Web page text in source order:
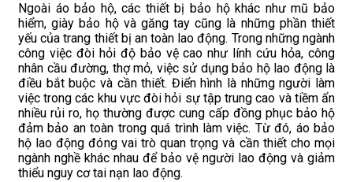
Ngoài áo bảo hộ, các thiết bị bảo hộ khác như mũ bảo
hiểm, giày bảo hộ và găng tay cũng là những phần thiết
yếu của trang thiết bị an toàn lao động. Trong những ngành
công việc đòi hỏi độ bảo vệ cao như lính cứu hỏa, công
nhân cầu đường, thợ mỏ, việc sử dụng bảo hộ lao động là
điều bắt buộc và cần thiết. Điển hình là những người làm
việc trong các khu vực đòi hỏi sự tập trung cao và tiềm ẩn
nhiều rủi ro, họ thường được cung cấp đồng phục bảo hộ
đảm bảo an toàn trong quá trình làm việc. Từ đó, áo bảo
hộ lao động đóng vai trò quan trọng và cần thiết cho mọi
ngành nghề khác nhau để bảo vệ người lao động và giảm
thiểu nguy cơ tai nạn lao động.